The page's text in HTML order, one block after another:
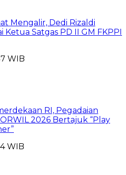
Mengalir, Dedi Rizaldi
Ketua Satgas PD II GM FKPPI
WIB
RI, Pegadaian
2026 Bertajuk “Play
WIB